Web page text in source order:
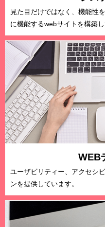
見た目だけではなく、機能性
に機能するwebサイトを構築し
WEB
ユーザビリティー、アクセシ
ンを提供しています。